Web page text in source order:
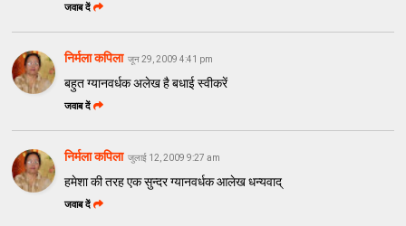
जवाब दें
निर्मला कपिला जून 29, 2009 4:41 pm
बहुत ग्यानवर्धक अलेख है बधाई स्वीकरें
जवाब दें
निर्मला कपिला जुलाई 12, 2009 9:27 am
हमेशा की तरह एक सुन्दर ग्यानवर्धक आलेख धन्यवाद्
जवाब दें